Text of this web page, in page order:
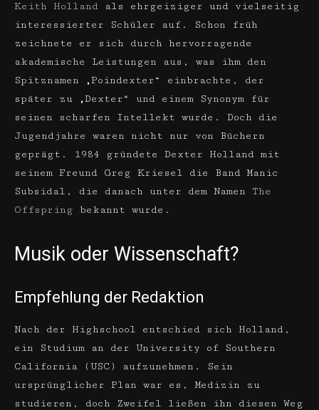
Keith Holland als ehrgeiziger und vielseitig
interessierter Schüler auf. Schon früh
zeichnete er sich durch hervorragende
akademische Leistungen aus, was ihm den
Spitznamen „Poindexter“ einbrachte, der
später zu „Dexter“ und einem Synonym für
seinen scharfen Intellekt wurde. Doch die
Jugendjahre waren nicht nur von Büchern
geprägt. 1984 gründete Dexter Holland mit
seinem Freund Greg Kriesel die Band Manic
Subsidal, die danach unter dem Namen The
Offspring bekannt wurde.
Musik oder Wissenschaft?
Empfehlung der Redaktion
Nach der Highschool entschied sich Holland,
ein Studium an der University of Southern
California (USC) aufzunehmen. Sein
ursprünglicher Plan war es, Medizin zu
studieren, doch Zweifel ließen ihn diesen Weg